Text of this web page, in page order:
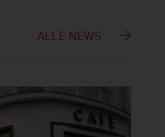
ALLE NEWS